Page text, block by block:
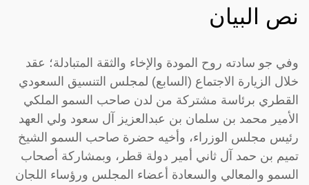
نص البيان
وفي جو سادته روح المودة والإخاء والثقة المتبادلة؛ عقد
خلال الزيارة الاجتماع (السابع) لمجلس التنسيق السعودي
القطري برئاسة مشتركة من لدن صاحب السمو الملكي
الأمير محمد بن سلمان بن عبدالعزيز آل سعود ولي العهد
رئيس مجلس الوزراء، وأخيه حضرة صاحب السمو الشيخ
تميم بن حمد آل ثاني أمير دولة قطر، وبمشاركة أصحاب
السمو والمعالي والسعادة أعضاء المجلس ورؤساء اللجان